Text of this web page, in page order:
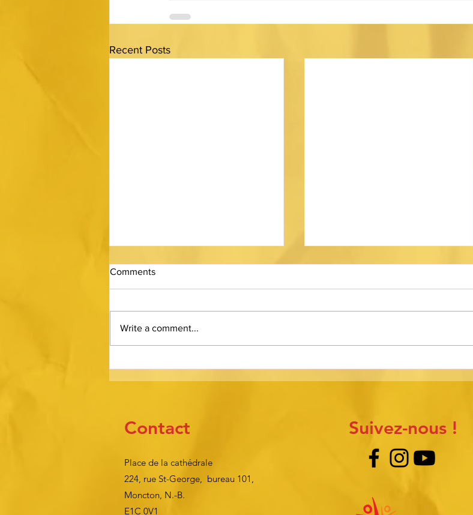
Recent Posts
Comments
Write a comment...
Contact
Place de la cathédrale
224, rue St-George, bureau 101,
Moncton, N.-B.
E1C 0V1
Suivez-nous !